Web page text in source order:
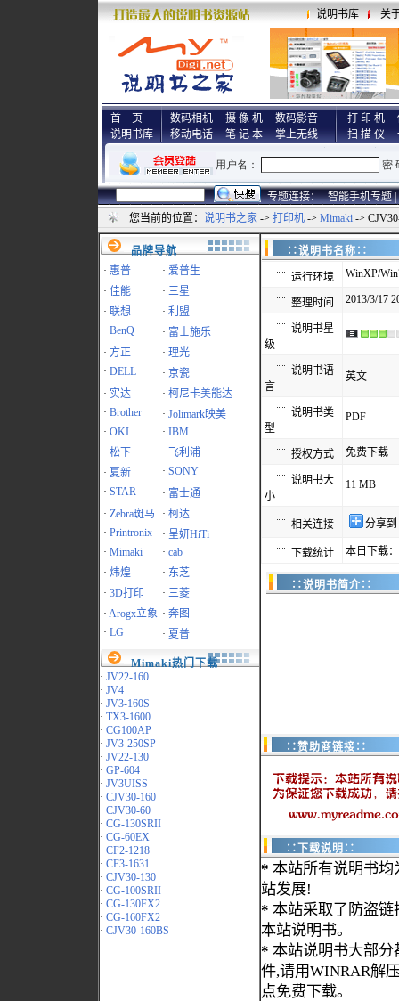
说明书库 关
首 页
说明书库
数码相机 摄 像 机
数码影音
移动电话
笔 记 本 掌上无线
打 印 机
扫 描 仪
专题连接： 智能手机专题 |
您当前的位置： 说明书之家 -> 打印机 -> Mimaki ->
品牌导航
· 惠普 · 爱普生
· 佳能 · 三星
· 联想 · 利盟
· BenQ · 富士施乐
· 方正 · 理光
· DELL · 京瓷
· 实达 · 柯尼卡美能达
· Brother · Jolimark映美
· OKI · IBM
· 松下 ·
飞利浦
· 夏新 · SONY
· STAR · 富士通
· Zebra斑马 · 柯达
· Printronix · 呈妍HiTi
· Mimaki · cab
· 炜煌 · 东芝
· 3D打印 · 三菱
· Arogx立象 · 奔图
· LG · 夏普
Mimaki热门下载
· JV22-160
· JV4
· JV3-160S
· TX3-1600
· CG100AP
· JV3-250SP
· JV22-130
· GP-604
· JV3UISS
· CJV30-160
· CJV30-60
· CG-130SRII
· CG-60EX
· CF2-1218
· CF3-1631
· CJV30-130
· CG-100SRII
· CG-130FX2
· CG-160FX2
· CJV30-160BS
∷说明书名
运行环境 WinXP/
整理时间 2013/3/17
说明书星
级
说明书语
言
英文
说明书类
型
PDF
授权方式 免费下载
说明书大
小
11 MB
相关连接 分享
下载统计 本日下载
∷说明书简介∷
∷赞助商链接∷
∷下载说明∷
* 本站所有说明书均
站发展!
* 本站采取了防盗链
本站说明书。
* 本站说明书大部分
件,请用WINRAR解
点免费下载。